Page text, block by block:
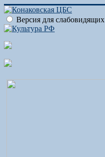
Версия для слабовидящих